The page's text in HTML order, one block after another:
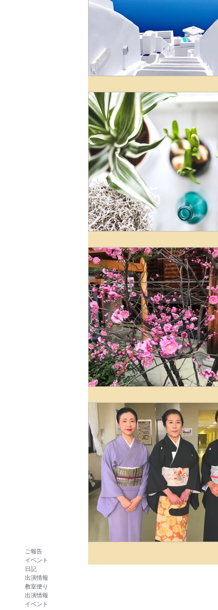
ご報告
イベント
日記
出演情報
教室便り
出演情報
イベント